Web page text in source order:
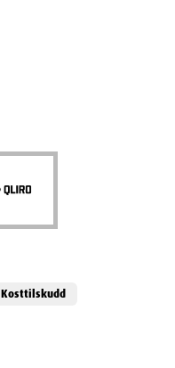
Kosttilskudd